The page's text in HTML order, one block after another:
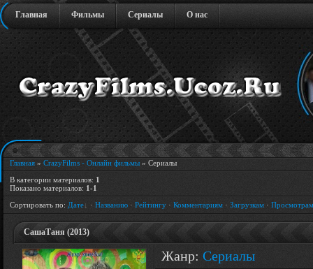
Главная Фильмы Сериалы О нас
Главная » CrazyFilms - Онлайн фильмы » Сериалы
В категории материалов: 1
Показано материалов: 1-1
Сортировать по: Дате · Названию · Рейтингу · Комментариям · Загрузкам · Просмотрам
СашаТаня (2013)
Жанр: Сериалы